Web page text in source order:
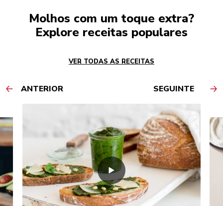
Molhos com um toque extra?
Explore receitas populares
VER TODAS AS RECEITAS
ANTERIOR SEGUINTE